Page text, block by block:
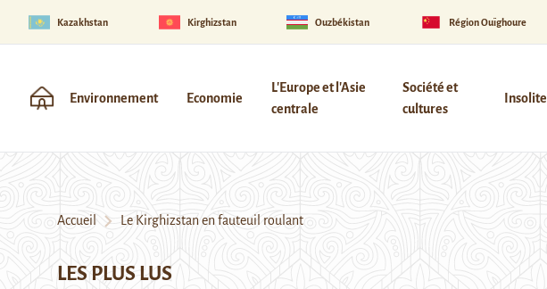
Kazakhstan Kirghizstan Ouzbékistan Région Ouïghoure
Environnement Economie
L'Europe et l'Asie
centrale
Société et
cultures
Insolite
Accueil Le Kirghizstan en fauteuil roulant
LES PLUS LUS